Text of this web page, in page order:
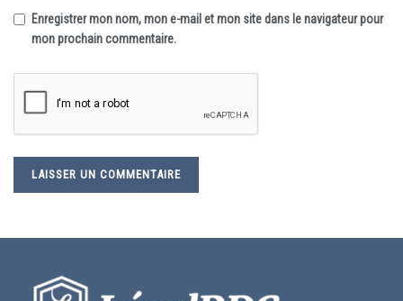
Enregistrer mon nom, mon e-mail et mon site dans le navigateur pour
mon prochain commentaire.